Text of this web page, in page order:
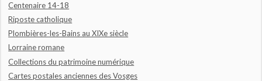
Centenaire 14-18
Riposte catholique
Plombières-les-Bains au XIXe siècle
Lorraine romane
Collections du patrimoine numérique
Cartes postales anciennes des Vosges